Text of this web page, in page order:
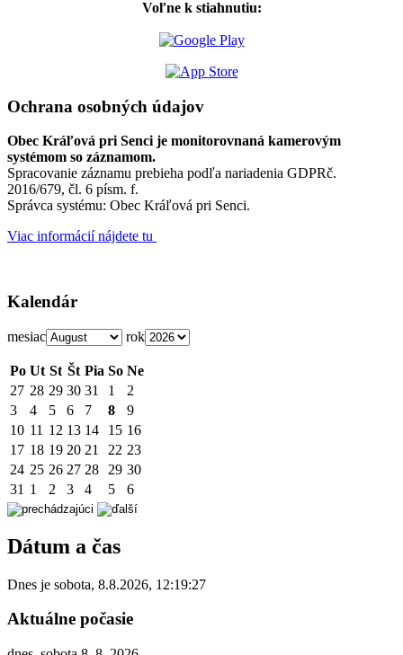
Voľne k stiahnutiu:
Ochrana osobných údajov
Obec Kráľová pri Senci je monitorovnaná kamerovým
systémom so záznamom.
Spracovanie záznamu prebieha podľa nariadenia GDPRč.
2016/679, čl. 6 písm. f.
Správca systému: Obec Kráľová pri Senci.
Viac informácií nájdete tu
Kalendár
mesiac rok
Po Ut St Št Pia So Ne
27 28 29 30 31 1
2
3
4 5 6 7 8
9
10 11 12 13 14 15 16
17 18 19 20 21 22 23
24 25 26 27 28 29 30
31 1 2 3 4 5 6
Dátum a čas
Dnes je sobota, 8.8.2026, 12:19:27
Aktuálne počasie